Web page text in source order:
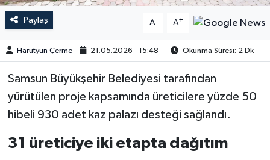
Paylaş A- A+
Harutyun Çerme 21.05.2026 - 15:48 Okunma Süresi: 2 Dk
Samsun Büyükşehir Belediyesi tarafından
yürütülen proje kapsamında üreticilere yüzde 50
hibeli 930 adet kaz palazı desteği sağlandı.
31 üreticiye iki etapta dağıtım